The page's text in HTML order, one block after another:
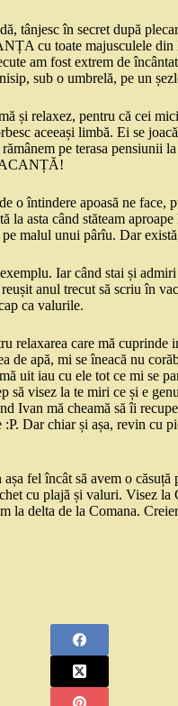
tânjesc în secret după
cu toate majusculele
am fost extrem de
sub o umbrelă, pe un
și relaxez, pentru că cei
aceeași limbă. Ei se
pe terasa pensiunii
o întindere apoasă ne
la asta când stăteam
malul unui pârîu. Dar
Iar când stai și
anul trecut să scriu în
ca valurile.
relaxarea care mă
de apă, mi se îneacă nu
uit iau cu ele tot ce mi se
visez la te miri ce și e
Ivan mă cheamă să îi
Dar chiar și așa, revin cu
fel încât să avem o
cu plajă și valuri. Visez la
la delta de la Comana.